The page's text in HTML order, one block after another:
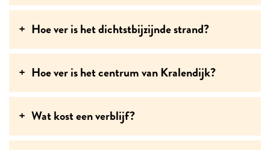
Hoe ver is het dichtstbijzijnde strand?
Hoe ver is het centrum van Kralendijk?
Wat kost een verblijf?